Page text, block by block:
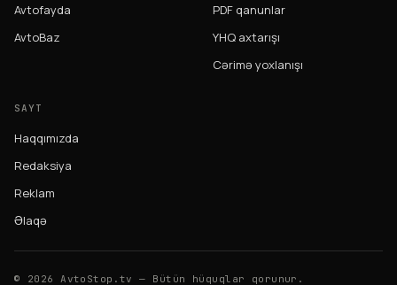
Avtofayda
AvtoBaz
PDF qanunlar
YHQ axtarışı
Cərimə yoxlanışı
SAYT
Haqqımızda
Redaksiya
Reklam
Əlaqə
© 2026 AvtoStop.tv — Bütün hüquqlar qorunur.